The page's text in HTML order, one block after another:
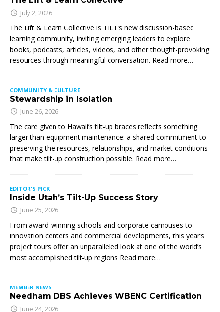
July 2, 2026
The Lift & Learn Collective is TILT’s new discussion-based
learning community, inviting emerging leaders to explore
books, podcasts, articles, videos, and other thought-provoking
resources through meaningful conversation. Read more…
COMMUNITY & CULTURE
Stewardship in Isolation
June 26, 2026
The care given to Hawaii’s tilt-up braces reflects something
larger than equipment maintenance: a shared commitment to
preserving the resources, relationships, and market conditions
that make tilt-up construction possible. Read more…
EDITOR'S PICK
Inside Utah’s Tilt-Up Success Story
June 25, 2026
From award-winning schools and corporate campuses to
innovation centers and commercial developments, this year’s
project tours offer an unparalleled look at one of the world’s
most accomplished tilt-up regions Read more…
MEMBER NEWS
Needham DBS Achieves WBENC Certification
June 24, 2026